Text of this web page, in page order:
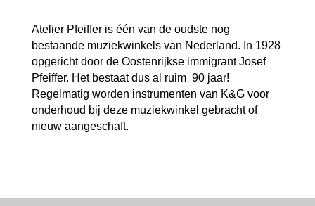
Atelier Pfeiffer is één van de oudste nog
bestaande muziekwinkels van Nederland. In 1928
opgericht door de Oostenrijkse immigrant Josef
Pfeiffer. Het bestaat dus al ruim 90 jaar!
Regelmatig worden instrumenten van K&G voor
onderhoud bij deze muziekwinkel gebracht of
nieuw aangeschaft.